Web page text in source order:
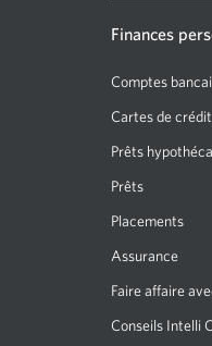
Finances
Comptes
Cartes de crédit
Prêts
Prêts
Placements
Assurance
Faire affaire
Conseils Intelli